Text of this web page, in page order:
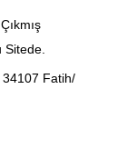
Sitede.
34107 Fatih/